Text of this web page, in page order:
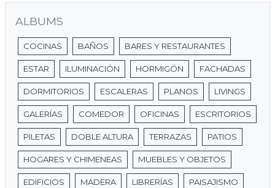
ALBUMS
COCINAS BAÑOS BARES Y RESTAURANTES
ESTAR ILUMINACIÓN HORMIGÓN FACHADAS
DORMITORIOS ESCALERAS PLANOS LIVINGS
GALERÍAS COMEDOR OFICINAS ESCRITORIOS
PILETAS DOBLE ALTURA TERRAZAS PATIOS
HOGARES Y CHIMENEAS MUEBLES Y OBJETOS
EDIFICIOS MADERA LIBRERÍAS PAISAJISMO